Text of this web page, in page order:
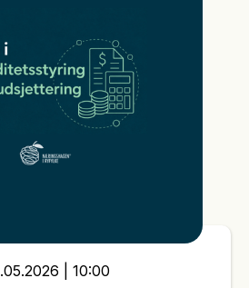
.05.2026 10:00